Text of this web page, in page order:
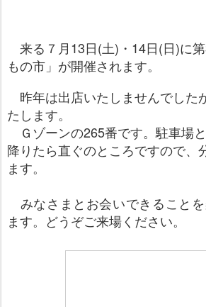
来る７月13日(土)・14日(日)に
もの市」が開催されます。
昨年は出店いたしませんでした
たします。
Ｇゾーンの265番です。駐車場
降りたら直ぐのところですので、
ます。
みなさまとお会いできること
ます。どうぞご来場ください。